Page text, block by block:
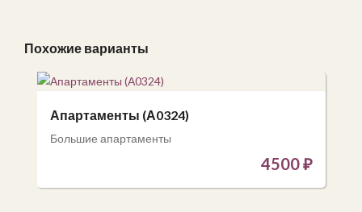
Похожие варианты
Апартаменты (А0324)
Большие апартаменты
4500₽